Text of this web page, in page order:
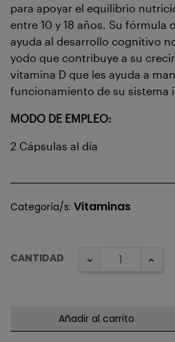
para apoyar el equilibrio
entre 10 y 18 años. Su fórmula
ayuda al desarrollo cognitivo
yodo que contribuye a su
vitamina D que les ayuda a
funcionamiento de su sistema
MODO DE EMPLEO:
2 Cápsulas al día
Categoría/s: Vitaminas
CANTIDAD
Añadir al carrito